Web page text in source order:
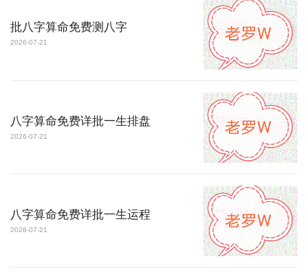
批八字算命免费测八字
2026-07-21
八字算命免费详批一生排盘
2026-07-21
八字算命免费详批一生运程
2026-07-21